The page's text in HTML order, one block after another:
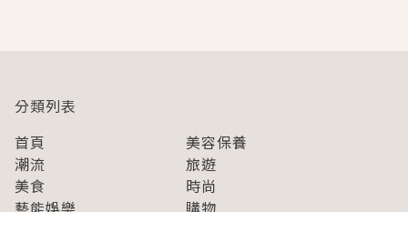
分類列表
首頁
美容保養
潮流
旅遊
美食
時尚
藝能娛樂
購物